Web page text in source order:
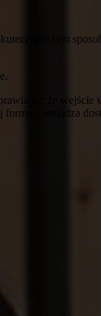
że
pieniądza